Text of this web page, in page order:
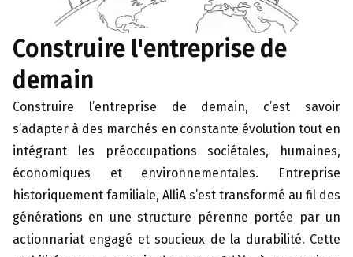
Construire l'entreprise de
demain
Construire l’entreprise de demain, c’est savoir
s’adapter à des marchés en constante évolution tout en
intégrant les préoccupations sociétales, humaines,
économiques et environnementales. Entreprise
historiquement familiale, AlliA s’est transformé au fil des
générations en une structure pérenne portée par un
actionnariat engagé et soucieux de la durabilité. Cette